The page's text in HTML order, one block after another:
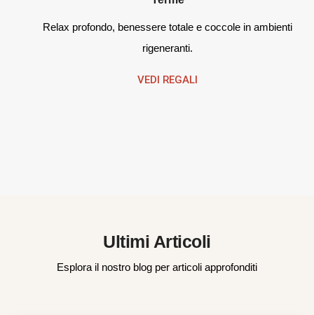
Relax profondo, benessere totale e coccole in ambienti
rigeneranti.
VEDI REGALI
Ultimi Articoli
Esplora il nostro blog per articoli approfonditi